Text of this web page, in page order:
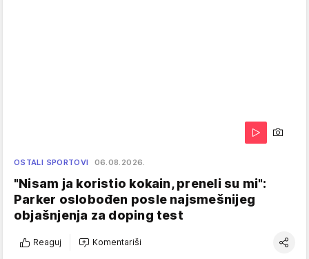
OSTALI SPORTOVI 06.08.2026.
"Nisam ja koristio kokain, preneli su mi":
Parker oslobođen posle najsmešnijeg
objašnjenja za doping test
Reaguj Komentariši